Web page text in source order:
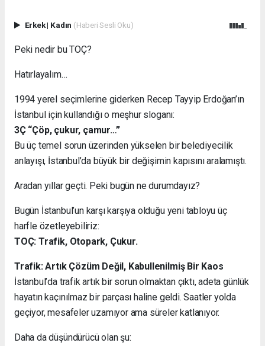
Erkek| Kadın (Haberi Sesli Oku)
Peki nedir bu TOÇ?
Hatırlayalım…
1994 yerel seçimlerine giderken Recep Tayyip Erdoğan’ın
İstanbul için kullandığı o meşhur sloganı:
3Ç “Çöp, çukur, çamur…”
Bu üç temel sorun üzerinden yükselen bir belediyecilik
anlayışı, İstanbul’da büyük bir değişimin kapısını aralamıştı.
Aradan yıllar geçti. Peki bugün ne durumdayız?
Bugün İstanbul’un karşı karşıya olduğu yeni tabloyu üç
harfle özetleyebiliriz:
TOÇ: Trafik, Otopark, Çukur.
Trafik: Artık Çözüm Değil, Kabullenilmiş Bir Kaos
İstanbul’da trafik artık bir sorun olmaktan çıktı, adeta günlük
hayatın kaçınılmaz bir parçası haline geldi. Saatler yolda
geçiyor, mesafeler uzamıyor ama süreler katlanıyor.
Daha da düşündürücü olan şu: